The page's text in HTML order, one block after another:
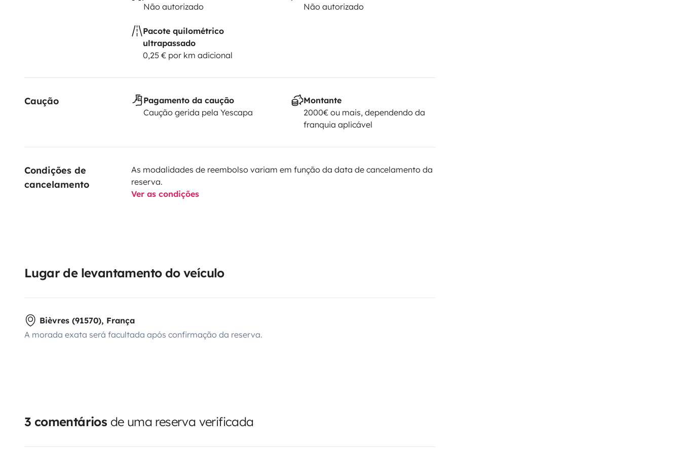
Não autorizado
Não autorizado
Pacote quilométrico
ultrapassado
0,25 € por km adicional
Caução
Pagamento da caução
Caução gerida pela Yescapa
Montante
2000€ ou mais, dependendo da
franquia aplicável
Condições de
cancelamento
As modalidades de reembolso variam em função da data de cancelamento da
reserva.
Ver as condições
Lugar de levantamento do veículo
Bièvres (91570), França
A morada exata será facultada após confirmação da reserva.
3 comentários de uma reserva verificada